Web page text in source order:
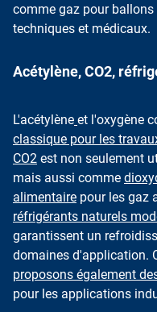
comme gaz pour
techniques et médicaux.
Acétylène, CO2,
L'acétylène et l'oxygène
classique pour les
CO2 est non seulement
mais aussi comme
alimentaire pour les gaz
réfrigérants naturels
garantissent un
domaines d'application.
proposons également
pour les applications